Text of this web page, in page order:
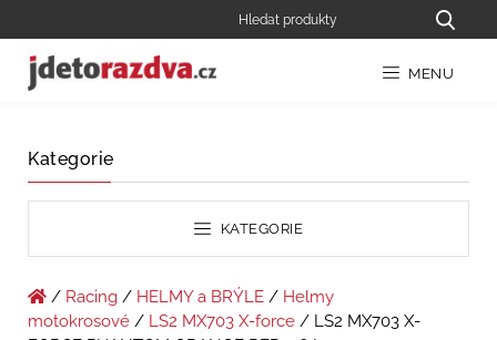
MENU
Kategorie
KATEGORIE
/ Racing / HELMY a BRÝLE / Helmy
motokrosové / LS2 MX703 X-force / LS2 MX703 X-